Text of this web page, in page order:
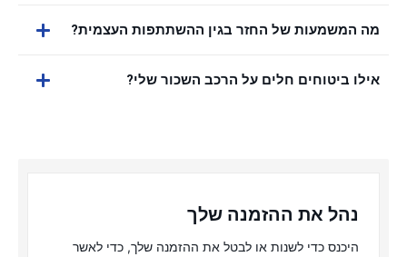
מה המשמעות של החזר בגין ההשתתפות העצמית?
אילו ביטוחים חלים על הרכב השכור שלי?
נהל את ההזמנה שלך
היכנס כדי לשנות או לבטל את ההזמנה שלך, כדי לאשר